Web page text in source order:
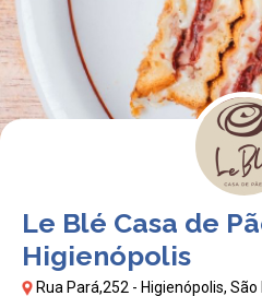
Le Blé Casa de
Higienópolis
Rua Pará,252 - Higienópolis,